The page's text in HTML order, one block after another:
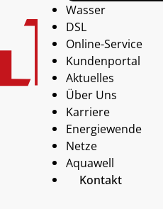
Wasser
DSL
Online-Service
Kundenportal
Aktuelles
Über Uns
Karriere
Energiewende
Netze
Aquawell
Kontakt